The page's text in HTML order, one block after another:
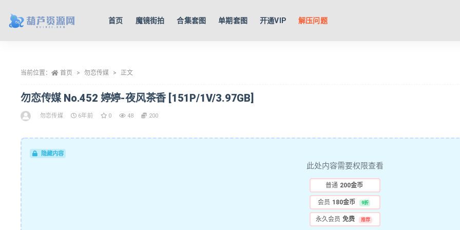
首页 魔镜街拍 合集套图 单期套图 开通VIP 解压问题
当前位置： 首页 勿恋传媒 正文
勿恋传媒 No.452 婷婷-夜风茶香 [151P/1V/3.97GB]
勿恋传媒 6年前 0 48 200
隐藏内容
此处内容需要权限查看
普通 200金币
会员 180金币 9折
永久会员 免费 推荐
全部